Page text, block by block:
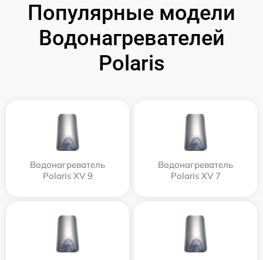
Популярные модели
Водонагревателей
Polaris
Водонагреватель
Polaris XV 9
Водонагреватель
Polaris XV 7